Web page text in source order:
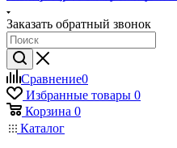
Заказать обратный звонок
Сравнение0
Избранные товары 0
Корзина 0
Каталог